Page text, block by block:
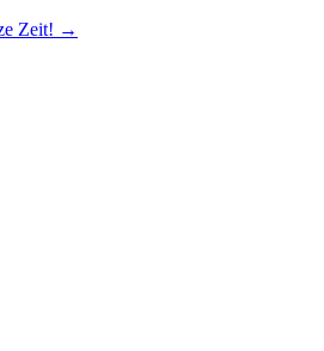
Zeit! →